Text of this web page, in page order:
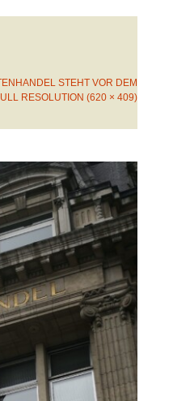
STEHT VOR DEM
RESOLUTION (620 × 409)